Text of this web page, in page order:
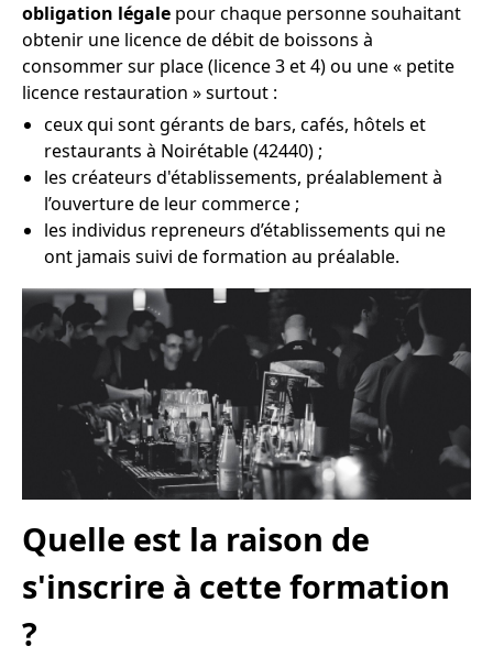
obligation légale pour chaque personne souhaitant
obtenir une licence de débit de boissons à
consommer sur place (licence 3 et 4) ou une « petite
licence restauration » surtout :
ceux qui sont gérants de bars, cafés, hôtels et
restaurants à Noirétable (42440) ;
les créateurs d'établissements, préalablement à
l’ouverture de leur commerce ;
les individus repreneurs d’établissements qui ne
ont jamais suivi de formation au préalable.
Quelle est la raison de
s'inscrire à cette formation
?